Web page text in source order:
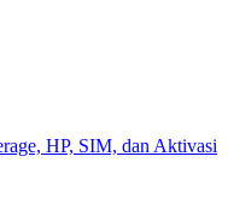
HP, SIM, dan Aktivasi